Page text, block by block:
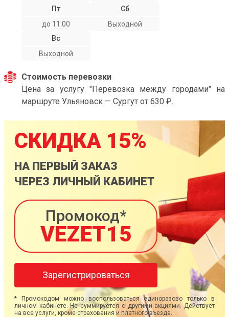
Пт
до 11:00
Сб
Выходной
Вс
Выходной
Стоимость перевозки
Цена за услугу "Перевозка между городами" на
маршруте Ульяновск — Сургут от 630 ₽.
СКИДКА 15%
НА ПЕРВЫЙ ЗАКАЗ
ЧЕРЕЗ ЛИЧНЫЙ КАБИНЕТ
Промокод*
VEZET15
Зарегистрироваться
* Промокодом можно воспользоваться единоразово только в
личном кабинете. Не суммируется с другими акциями. Действует
на все услуги, кроме страхования и платного въезда.